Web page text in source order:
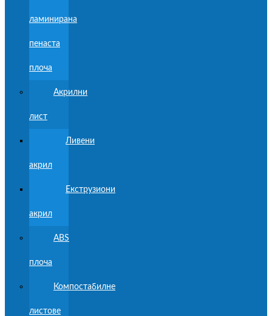
ламинирана
пенаста
плоча
Акрилни
лист
Ливени
акрил
Екструзиони
акрил
ABS
плоча
Компостабилне
листове